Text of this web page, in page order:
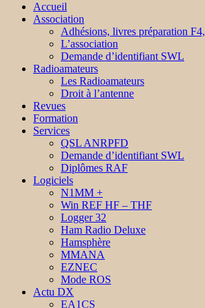
Accueil
Association
Adhésions, livres préparation
L’association
Demande d’identifiant SWL
Radioamateurs
Les Radioamateurs
Droit à l’antenne
Revues
Formation
Services
QSL ANRPFD
Demande d’identifiant SWL
Diplômes RAF
Logiciels
N1MM +
Win REF HF – THF
Logger 32
Ham Radio Deluxe
Hamsphère
MMANA
EZNEC
Mode ROS
Actu DX
EA1CS